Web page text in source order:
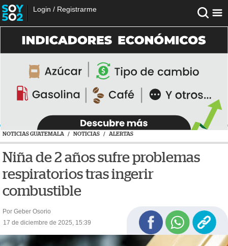
Login / Registrarme
NOTICIAS GUATEMALA / NOTICIAS / ALERTAS
Niña de 2 años sufre problemas
respiratorios tras ingerir
combustible
Por Geber Osorio
17 de diciembre de 2025, 15:39